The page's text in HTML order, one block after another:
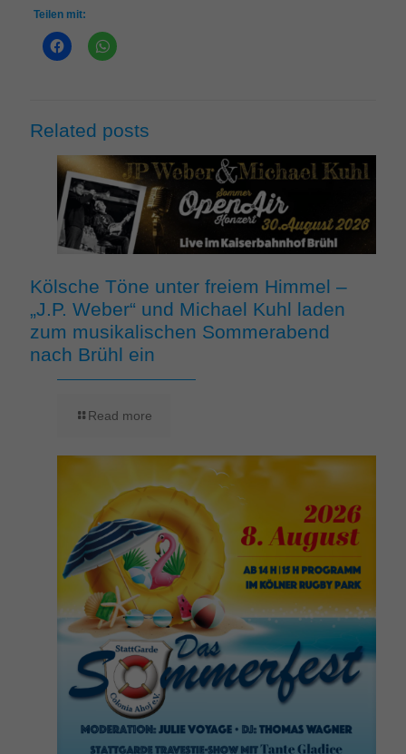
Teilen mit:
Related posts
Kölsche Töne unter freiem Himmel –
„J.P. Weber“ und Michael Kuhl laden
zum musikalischen Sommerabend
nach Brühl ein
Read more